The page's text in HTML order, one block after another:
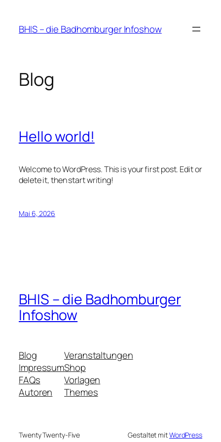
springen
BHIS – die Badhomburger Infoshow
Blog
Hello world!
Welcome to WordPress. This is your first post. Edit or
delete it, then start writing!
Mai 6, 2026
BHIS – die Badhomburger
Infoshow
Blog
Impressum
FAQs
Autoren
Veranstaltungen
Shop
Vorlagen
Themes
Twenty Twenty-Five Gestaltet mitWordPress